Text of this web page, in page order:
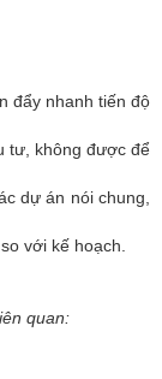
đẩy nhanh tiến độ
tư, không được để
dự án nói chung,
với kế hoạch.
quan: